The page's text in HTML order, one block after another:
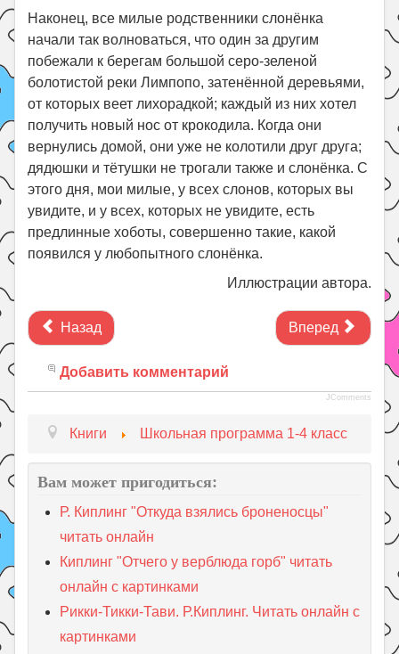
Наконец, все милые родственники слонёнка
начали так волноваться, что один за другим
побежали к берегам большой серо-зеленой
болотистой реки Лимпопо, затенённой деревьями,
от которых веет лихорадкой; каждый из них хотел
получить новый нос от крокодила. Когда они
вернулись домой, они уже не колотили друг друга;
дядюшки и тётушки не трогали также и слонёнка. С
этого дня, мои милые, у всех слонов, которых вы
увидите, и у всех, которых не увидите, есть
предлинные хоботы, совершенно такие, какой
появился у любопытного слонёнка.
Иллюстрации автора.
Назад Вперед
Добавить комментарий
JComments
Книги Школьная программа 1-4 класс
Вам может пригодиться:
Р. Киплинг "Откуда взялись броненосцы"
читать онлайн
Киплинг "Отчего у верблюда горб" читать
онлайн с картинками
Рикки-Тикки-Тави. Р.Киплинг. Читать онлайн с
картинками